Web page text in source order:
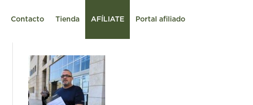
Contacto Tienda AFÍLIATE Portal afiliado